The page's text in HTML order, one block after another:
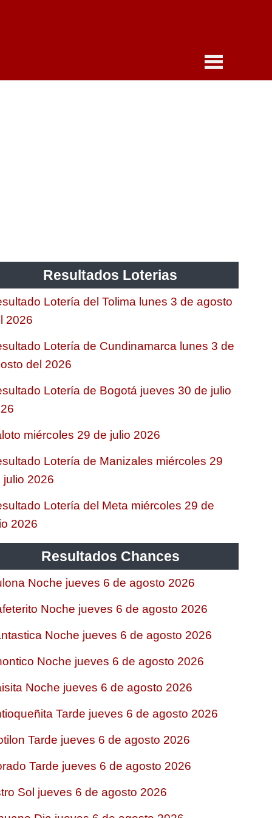
Resultados Loterias
Lotería del Tolima lunes 3 de agosto
2026
Lotería de Cundinamarca lunes 3 de
del 2026
Lotería de Bogotá jueves 30 de julio
miércoles 29 de julio 2026
Lotería de Manizales miércoles 29
julio 2026
Lotería del Meta miércoles 29 de
2026
Resultados Chances
Noche jueves 6 de agosto 2026
Noche jueves 6 de agosto 2026
Noche jueves 6 de agosto 2026
Noche jueves 6 de agosto 2026
Noche jueves 6 de agosto 2026
Tarde jueves 6 de agosto 2026
Tarde jueves 6 de agosto 2026
Tarde jueves 6 de agosto 2026
Sol jueves 6 de agosto 2026